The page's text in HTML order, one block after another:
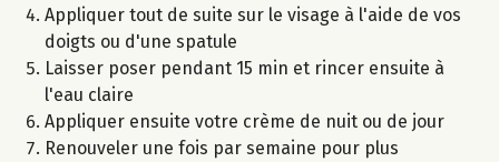
Appliquer tout de suite sur le visage à l'aide de vos
doigts ou d'une spatule
Laisser poser pendant 15 min et rincer ensuite à
l'eau claire
Appliquer ensuite votre crème de nuit ou de jour
Renouveler une fois par semaine pour plus